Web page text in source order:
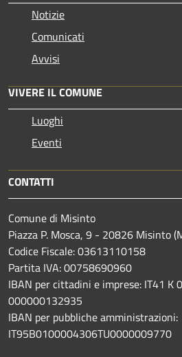
Notizie
Comunicati
Avvisi
VIVERE IL COMUNE
Luoghi
Eventi
CONTATTI
Comune di Misinto
Piazza P. Mosca, 9 - 20826 Misinto
Codice Fiscale: 03613110158
Partita IVA: 00758690960
IBAN per cittadini e imprese: IT41 K
000000132935
IBAN per pubbliche amministrazioni:
IT95B0100004306TU0000009770